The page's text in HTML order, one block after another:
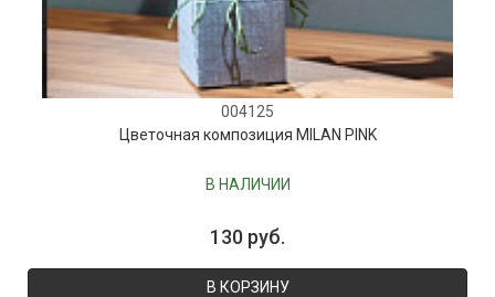
004125
Цветочная композиция MILAN PINK
В НАЛИЧИИ
130 руб.
В КОРЗИНУ